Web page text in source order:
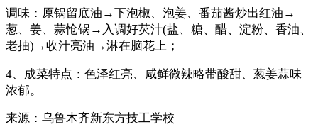
调味：原锅留底油→下泡椒、泡姜、番茄酱炒出红油→
葱、姜、蒜怆锅→入调好芡汁(盐、糖、醋、淀粉、香油、
老抽)→收汁亮油→淋在脑花上；
4、成菜特点：色泽红亮、咸鲜微辣略带酸甜、葱姜蒜味
浓郁。
来源： 乌鲁木齐新东方技工学校